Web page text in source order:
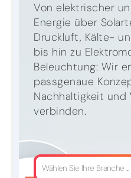
Von elektrischer
Energie über
Druckluft, Kälte-
bis hin zu
Beleuchtung: Wir
passgenaue
Nachhaltigkeit
verbinden.
Wählen Sie Ihre Branche ...